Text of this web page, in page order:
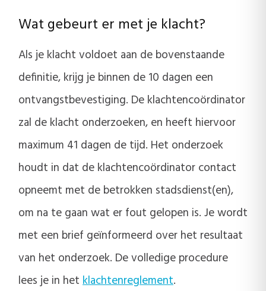
Wat gebeurt er met je klacht?
Als je klacht voldoet aan de bovenstaande
definitie, krijg je binnen de 10 dagen een
ontvangstbevestiging. De klachtencoördinator
zal de klacht onderzoeken, en heeft hiervoor
maximum 41 dagen de tijd. Het onderzoek
houdt in dat de klachtencoördinator contact
opneemt met de betrokken stadsdienst(en),
om na te gaan wat er fout gelopen is. Je wordt
met een brief geïnformeerd over het resultaat
van het onderzoek. De volledige procedure
lees je in het klachtenreglement.